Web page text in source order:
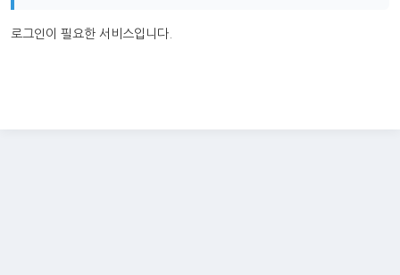
로그인이 필요한 서비스입니다.